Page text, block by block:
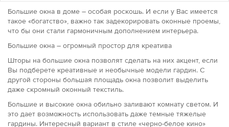
Большие окна в доме – особая роскошь. И если у Вас имеется
такое «богатство», важно так задекорировать оконные проемы,
что бы они стали гармоничным дополнением интерьера.
Большие окна – огромный простор для креатива
Шторы на большие окна позволят сделать на них акцент, если
Вы подберете креативные и необычные модели гардин. С
другой стороны большая площадь окна позволит выделить
даже скромный оконный текстиль.
Большие и высокие окна обильно заливают комнату светом. И
это дает возможность использовать даже темные тяжелые
гардины. Интересный вариант в стиле «черно-белое кино»